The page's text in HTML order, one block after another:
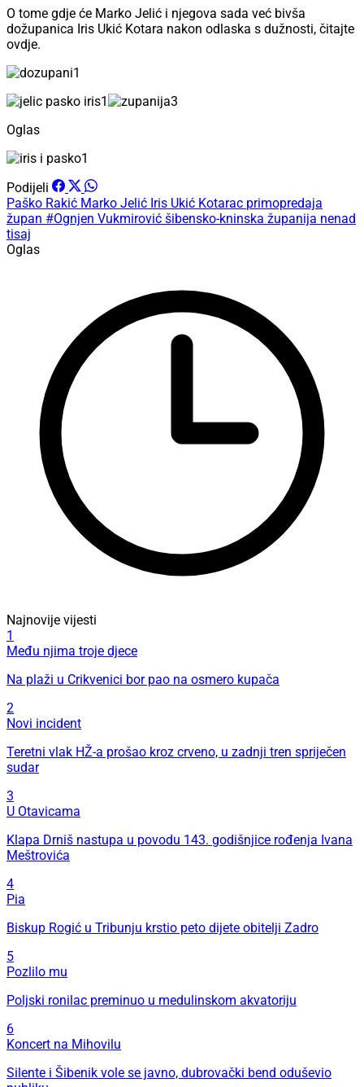
O tome gdje će Marko Jelić i njegova sada već bivša
dožupanica Iris Ukić Kotara nakon odlaska s dužnosti, čitajte
ovdje.
Oglas
Podijeli
Paško Rakić Marko Jelić Iris Ukić Kotarac primopredaja
župan #Ognjen Vukmirović šibensko-kninska županija nenad
tisaj
Oglas
Najnovije vijesti
1
Među njima troje djece
Na plaži u Crikvenici bor pao na osmero kupača
2
Novi incident
Teretni vlak HŽ-a prošao kroz crveno, u zadnji tren spriječen
sudar
3
U Otavicama
Klapa Drniš nastupa u povodu 143. godišnjice rođenja Ivana
Meštrovića
4
Pia
Biskup Rogić u Tribunju krstio peto dijete obitelji Zadro
5
Pozlilo mu
Poljski ronilac preminuo u medulinskom akvatoriju
6
Koncert na Mihovilu
Silente i Šibenik vole se javno, dubrovački bend oduševio